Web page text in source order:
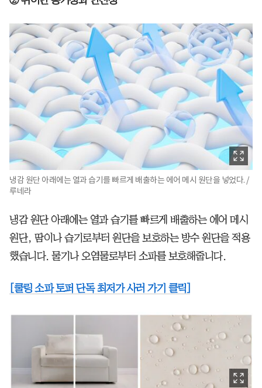
냉감 원단 아래에는 열과 습기를 빠르게 배출하는 에어 메시 원단을 넣었다. /
루네라
냉감 원단 아래에는 열과 습기를 빠르게 배출하는 에어 메시
원단, 땀이나 습기로부터 원단을 보호하는 방수 원단을 적용
했습니다. 물기나 오염물로부터 소파를 보호해줍니다.
[쿨링 소파 토퍼 단독 최저가 사러 가기 클릭]